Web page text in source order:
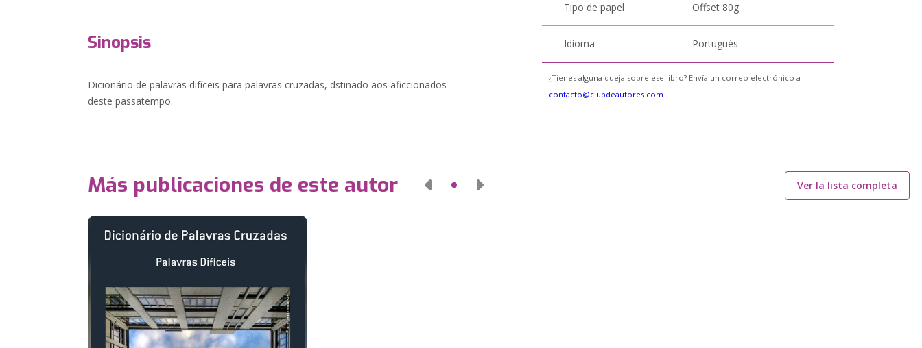
Sinopsis
Dicionário de palavras difíceis para palavras cruzadas, dstinado aos aficcionados
deste passatempo.
Tipo de papel Offset 80g
Idioma Portugués
¿Tienes alguna queja sobre ese libro? Envía un correo electrónico a
contacto@clubdeautores.com
Más publicaciones de este autor Ver la lista completa